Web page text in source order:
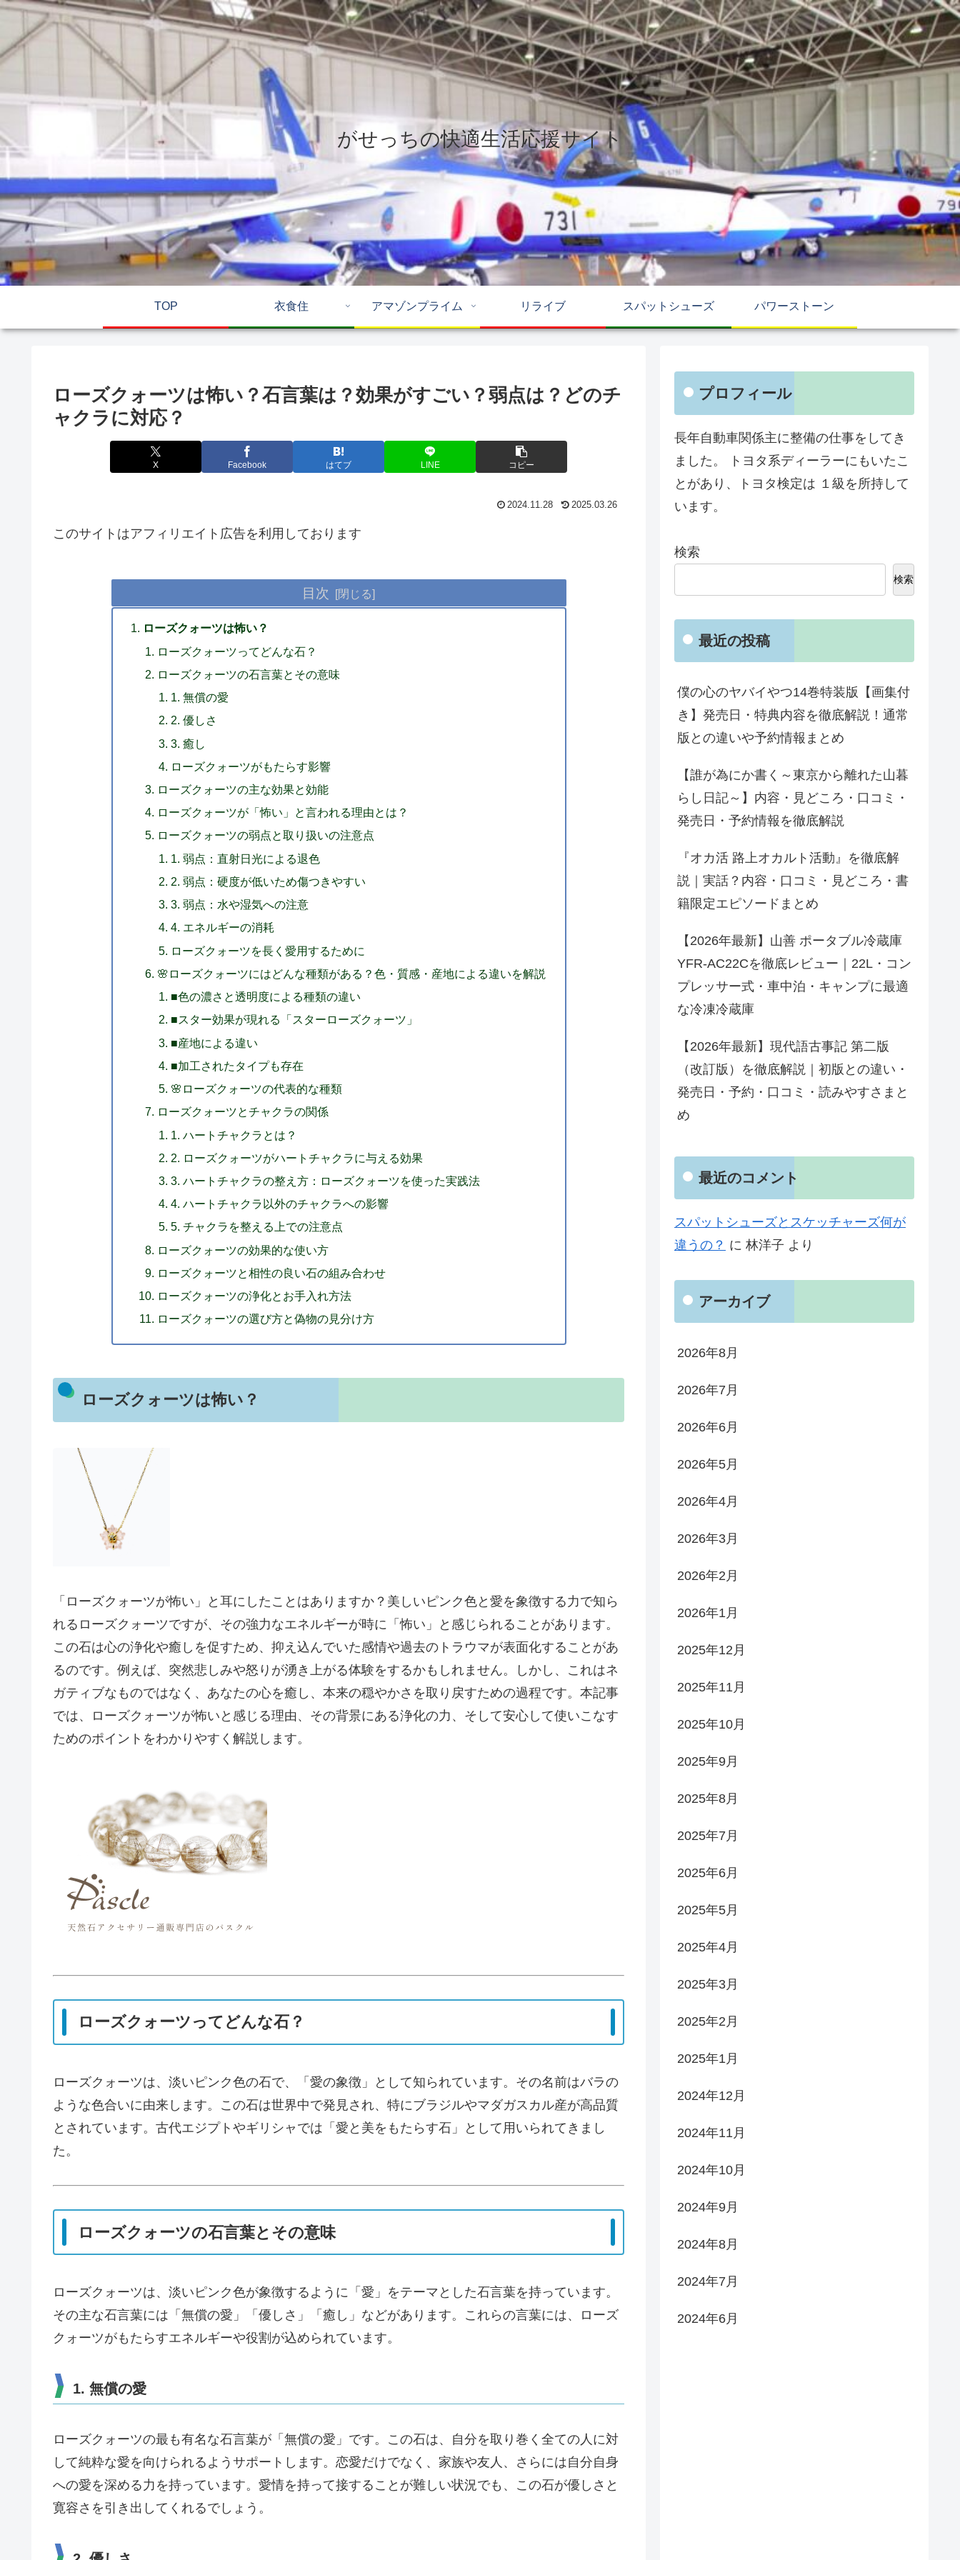
がせっちの快適生活応援サイト
TOP 衣食住 アマゾンプライム リライブ スパットシューズ パワーストーン
ローズクォーツは怖い？石言葉は？効果がすごい？弱点は？どのチ
ャクラに対応？
X Facebook はてブ LINE コピー
2024.11.28 2025.03.26
このサイトはアフィリエイト広告を利用しております
目次
ローズクォーツは怖い？
ローズクォーツってどんな石？
ローズクォーツの石言葉とその意味
1. 無償の愛
2. 優しさ
3. 癒し
ローズクォーツがもたらす影響
ローズクォーツの主な効果と効能
ローズクォーツが「怖い」と言われる理由とは？
ローズクォーツの弱点と取り扱いの注意点
1. 弱点：直射日光による退色
2. 弱点：硬度が低いため傷つきやすい
3. 弱点：水や湿気への注意
4. エネルギーの消耗
ローズクォーツを長く愛用するために
🌸ローズクォーツにはどんな種類がある？色・質感・産地による違いを解説
■色の濃さと透明度による種類の違い
■スター効果が現れる「スターローズクォーツ」
■産地による違い
■加工されたタイプも存在
🌸ローズクォーツの代表的な種類
ローズクォーツとチャクラの関係
1. ハートチャクラとは？
2. ローズクォーツがハートチャクラに与える効果
3. ハートチャクラの整え方：ローズクォーツを使った実践法
4. ハートチャクラ以外のチャクラへの影響
5. チャクラを整える上での注意点
ローズクォーツの効果的な使い方
ローズクォーツと相性の良い石の組み合わせ
ローズクォーツの浄化とお手入れ方法
ローズクォーツの選び方と偽物の見分け方
ローズクォーツは怖い？
「ローズクォーツが怖い」と耳にしたことはありますか？美しいピンク色と愛を象徴する力で知ら
れるローズクォーツですが、その強力なエネルギーが時に「怖い」と感じられることがあります。
この石は心の浄化や癒しを促すため、抑え込んでいた感情や過去のトラウマが表面化することがあ
るのです。例えば、突然悲しみや怒りが湧き上がる体験をするかもしれません。しかし、これはネ
ガティブなものではなく、あなたの心を癒し、本来の穏やかさを取り戻すための過程です。本記事
では、ローズクォーツが怖いと感じる理由、その背景にある浄化の力、そして安心して使いこなす
ためのポイントをわかりやすく解説します。
ローズクォーツってどんな石？
ローズクォーツは、淡いピンク色の石で、「愛の象徴」として知られています。その名前はバラの
ような色合いに由来します。この石は世界中で発見され、特にブラジルやマダガスカル産が高品質
とされています。古代エジプトやギリシャでは「愛と美をもたらす石」として用いられてきまし
た。
ローズクォーツの石言葉とその意味
ローズクォーツは、淡いピンク色が象徴するように「愛」をテーマとした石言葉を持っています。
その主な石言葉には「無償の愛」「優しさ」「癒し」などがあります。これらの言葉には、ローズ
クォーツがもたらすエネルギーや役割が込められています。
1. 無償の愛
ローズクォーツの最も有名な石言葉が「無償の愛」です。この石は、自分を取り巻く全ての人に対
して純粋な愛を向けられるようサポートします。恋愛だけでなく、家族や友人、さらには自分自身
への愛を深める力を持っています。愛情を持って接することが難しい状況でも、この石が優しさと
寛容さを引き出してくれるでしょう。
プロフィール
長年自動車関係主に整備の仕事をしてき
ました。 トヨタ系ディーラーにもいたこ
とがあり、トヨタ検定は １級を所持して
います。
検索
検索
最近の投稿
僕の心のヤバイやつ14巻特装版【画集付
き】発売日・特典内容を徹底解説！通常
版との違いや予約情報まとめ
【誰が為にか書く～東京から離れた山暮
らし日記～】内容・見どころ・口コミ・
発売日・予約情報を徹底解説
『オカ活 路上オカルト活動』を徹底解
説｜実話？内容・口コミ・見どころ・書
籍限定エピソードまとめ
【2026年最新】山善 ポータブル冷蔵庫
YFR-AC22Cを徹底レビュー｜22L・コン
プレッサー式・車中泊・キャンプに最適
な冷凍冷蔵庫
【2026年最新】現代語古事記 第二版
（改訂版）を徹底解説｜初版との違い・
発売日・予約・口コミ・読みやすさまと
め
最近のコメント
スパットシューズとスケッチャーズ何が
違うの？ に 林洋子 より
アーカイブ
2026年8月
2026年7月
2026年6月
2026年5月
2026年4月
2026年3月
2026年2月
2026年1月
2025年12月
2025年11月
2025年10月
2025年9月
2025年8月
2025年7月
2025年6月
2025年5月
2025年4月
2025年3月
2025年2月
2025年1月
2024年12月
2024年11月
2024年10月
2024年9月
2024年8月
2024年7月
2024年6月